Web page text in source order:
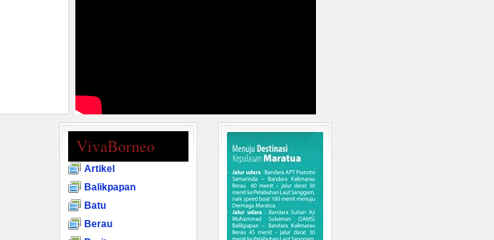
VivaBorneo
Artikel
Balikpapan
Batu
Berau